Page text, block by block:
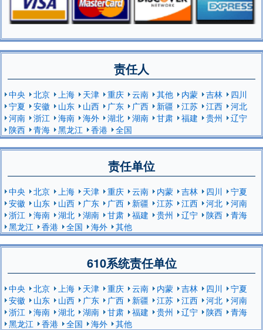
责任人
中央 北京 上海 天津 重庆 云南 其他 内蒙 吉林
四川
宁夏
安徽 山东 山西 广东 广西 新疆 江苏 江西
河北
河南
浙江 海南 海外 湖北 湖南 甘肃 福建 贵州
辽宁
陕西
青海 黑龙江 香港 全国
责任单位
中央 北京 上海 天津 重庆 云南 内蒙 吉林 四川
宁夏
安徽
山东 山西 广东 广西 新疆 江苏 江西 河北
河南
浙江
海南 湖北 湖南 甘肃 福建 贵州 辽宁 陕西
青海
黑龙江
香港 全国 海外 其他
610系统责任单位
中央 北京 上海 天津 重庆 云南 内蒙 吉林 四川
宁夏
安徽
山东 山西 广东 广西 新疆 江苏 江西 河北
河南
浙江
海南 湖北 湖南 甘肃 福建 贵州 辽宁 陕西
青海
黑龙江
香港 全国 海外 其他